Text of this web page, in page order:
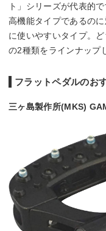
ト」シリーズが代表的
高機能タイプであるの
に使いやすいタイプ。
の2種類をラインナップ
フラットペダルのお
三ヶ島製作所(MKS)